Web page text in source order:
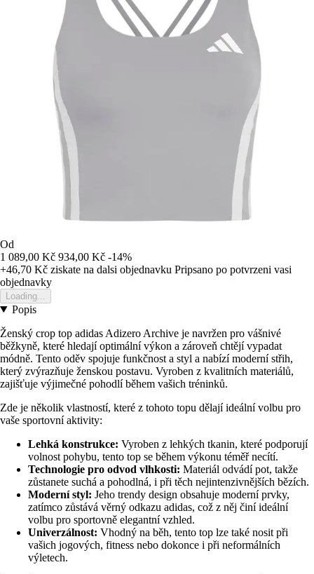
Od
1 089,00 Kč 934,00 Kč -14%
+46,70 Kč ziskate na dalsi objednavku Pripsano po potvrzeni vasi
objednavky
Loading...
Popis
Ženský crop top adidas Adizero Archive je navržen pro vášnivé
běžkyně, které hledají optimální výkon a zároveň chtějí vypadat
módně. Tento oděv spojuje funkčnost a styl a nabízí moderní střih,
který zvýrazňuje ženskou postavu. Vyroben z kvalitních materiálů,
zajišťuje výjimečné pohodlí během vašich tréninků.
Zde je několik vlastností, které z tohoto topu dělají ideální volbu pro
vaše sportovní aktivity:
Lehká konstrukce: Vyroben z lehkých tkanin, které podporují
volnost pohybu, tento top se během výkonu téměř necítí.
Technologie pro odvod vlhkosti: Materiál odvádí pot, takže
zůstanete suchá a pohodlná, i při těch nejintenzivnějších bězích.
Moderní styl: Jeho trendy design obsahuje moderní prvky,
zatímco zůstává věrný odkazu adidas, což z něj činí ideální
volbu pro sportovně elegantní vzhled.
Univerzálnost: Vhodný na běh, tento top lze také nosit při
vašich jogových, fitness nebo dokonce i při neformálních
výletech.